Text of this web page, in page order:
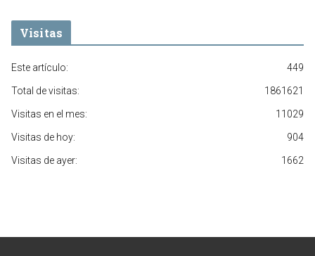
Visitas
449
Este artículo:
1861621
Total de visitas:
11029
Visitas en el mes:
904
Visitas de hoy:
1662
Visitas de ayer: